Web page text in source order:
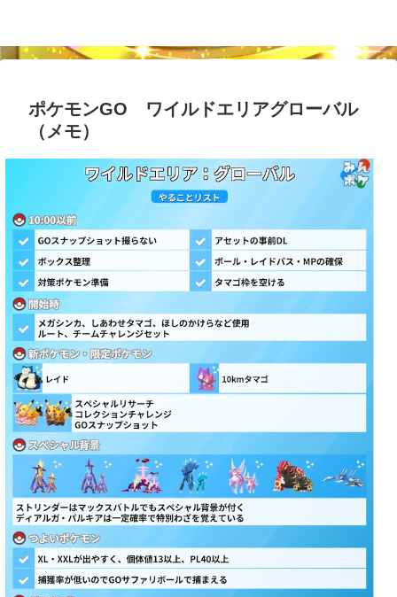
ポケモンGO ワイルドエリアグローバル
（メモ）